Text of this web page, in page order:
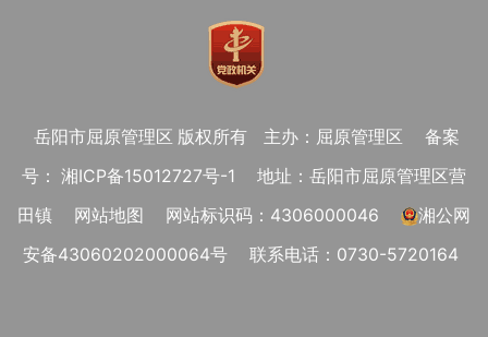
岳阳市屈原管理区 版权所有 主办：屈原管理区
备案
号： 湘ICP备15012727号-1
地址：岳阳市屈原管理区营
田镇
网站地图 网站标识码：4306000046
湘公网
安备43060202000064号
联系电话：0730-5720164